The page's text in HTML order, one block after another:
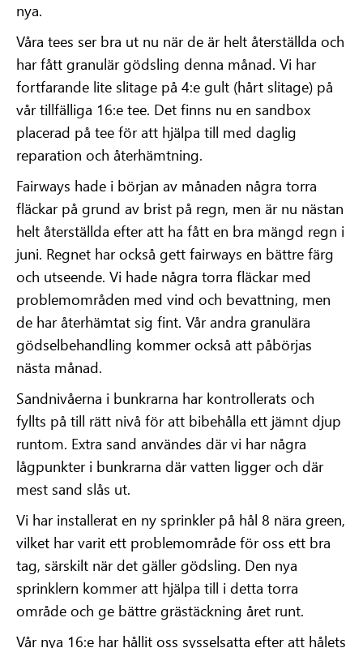
nya.
Våra tees ser bra ut nu när de är helt återställda och
har fått granulär gödsling denna månad. Vi har
fortfarande lite slitage på 4:e gult (hårt slitage) på
vår tillfälliga 16:e tee. Det finns nu en sandbox
placerad på tee för att hjälpa till med daglig
reparation och återhämtning.
Fairways hade i början av månaden några torra
fläckar på grund av brist på regn, men är nu nästan
helt återställda efter att ha fått en bra mängd regn i
juni. Regnet har också gett fairways en bättre färg
och utseende. Vi hade några torra fläckar med
problemområden med vind och bevattning, men
de har återhämtat sig fint. Vår andra granulära
gödselbehandling kommer också att påbörjas
nästa månad.
Sandnivåerna i bunkrarna har kontrollerats och
fyllts på till rätt nivå för att bibehålla ett jämnt djup
runtom. Extra sand användes där vi har några
lågpunkter i bunkrarna där vatten ligger och där
mest sand slås ut.
Vi har installerat en ny sprinkler på hål 8 nära green,
vilket har varit ett problemområde för oss ett bra
tag, särskilt när det gäller gödsling. Den nya
sprinklern kommer att hjälpa till i detta torra
område och ge bättre grästäckning året runt.
Vår nya 16:e har hållit oss sysselsatta efter att hålets